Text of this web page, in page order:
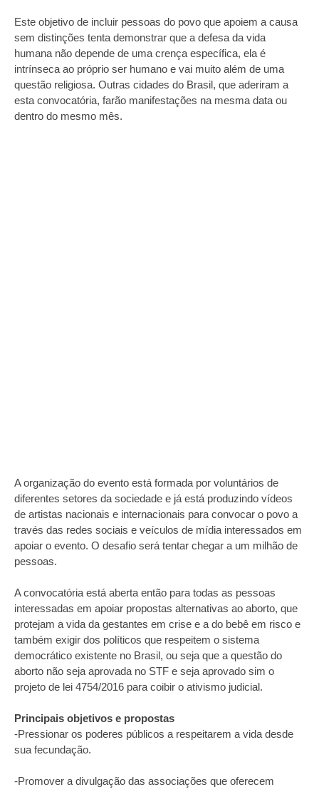
Este objetivo de incluir pessoas do povo que apoiem a causa
sem distinções tenta demonstrar que a defesa da vida
humana não depende de uma crença específica, ela é
intrínseca ao próprio ser humano e vai muito além de uma
questão religiosa. Outras cidades do Brasil, que aderiram a
esta convocatória, farão manifestações na mesma data ou
dentro do mesmo mês.
A organização do evento está formada por voluntários de
diferentes setores da sociedade e já está produzindo vídeos
de artistas nacionais e internacionais para convocar o povo a
través das redes sociais e veículos de mídia interessados em
apoiar o evento. O desafio será tentar chegar a um milhão de
pessoas.
A convocatória está aberta então para todas as pessoas
interessadas em apoiar propostas alternativas ao aborto, que
protejam a vida da gestantes em crise e a do bebê em risco e
também exigir dos políticos que respeitem o sistema
democrático existente no Brasil, ou seja que a questão do
aborto não seja aprovada no STF e seja aprovado sim o
projeto de lei 4754/2016 para coibir o ativismo judicial.
Principais objetivos e propostas
-Pressionar os poderes públicos a respeitarem a vida desde
sua fecundação.
-Promover a divulgação das associações que oferecem